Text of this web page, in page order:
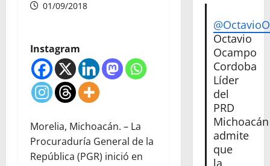
01/09/2018
Instagram
Morelia, Michoacán. – La
Procuraduría General de la
República (PGR) inició en
Octavio
Ocampo
Cordoba
Líder
del
PRD
Michoacán
admite
que